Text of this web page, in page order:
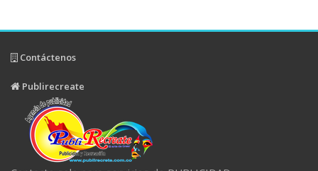
Contáctenos
Publirecreate